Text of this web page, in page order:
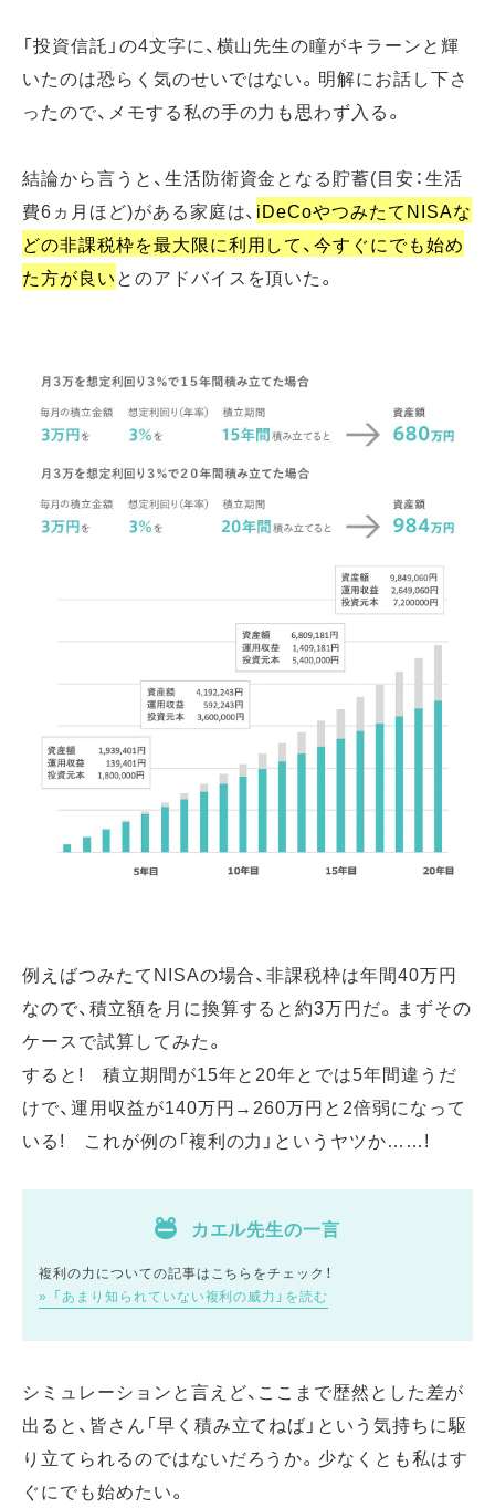
「投資信託」の4文字に、横山先生の瞳がキラーンと輝
いたのは恐らく気のせいではない。明解にお話し下さ
ったので、メモする私の手の力も思わず入る。
結論から言うと、生活防衛資金となる貯蓄(目安：生活
費6ヵ月ほど)がある家庭は、 iDeCoやつみたてNISAな
どの非課税枠を最大限に利用して、今すぐにでも始め
た方が良いとのアドバイスを頂いた。
例えばつみたてNISAの場合、非課税枠は年間40万円
なので、積立額を月に換算すると約3万円だ。まずその
ケースで試算してみた。
すると! 積立期間が15年と20年とでは5年間違うだ
けで、運用収益が140万円→260万円と2倍弱になって
いる! これが例の「複利の力」というヤツか……!
カエル先生の一言
複利の力についての記事はこちらをチェック！
「あまり知られていない複利の威力」を読む
シミュレーションと言えど、ここまで歴然とした差が
出ると、皆さん「早く積み立てねば」という気持ちに駆
り立てられるのではないだろうか。少なくとも私はす
ぐにでも始めたい。